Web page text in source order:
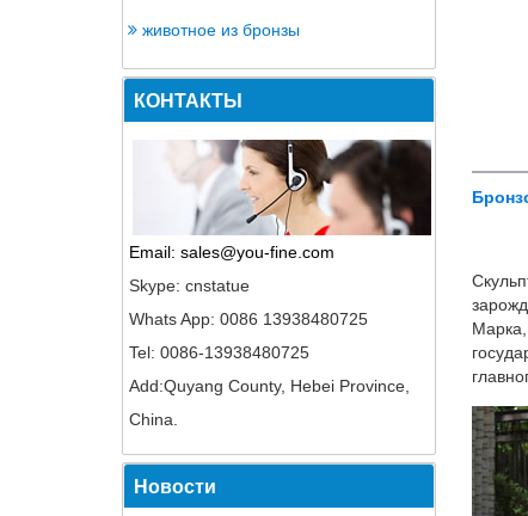
животное из бронзы
КОНТАКТЫ
Email: sales@you-fine.com
Skype: cnstatue
Whats App: 0086 13938480725
Tel: 0086-13938480725
Add:Quyang County, Hebei Province,
China.
Новости